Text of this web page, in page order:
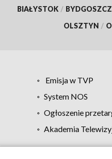
BIAŁYSTOK / BYDGOSZCZ
OLSZTYN /
Emisja w TVP
System NOS
Ogłoszenie
Akademia